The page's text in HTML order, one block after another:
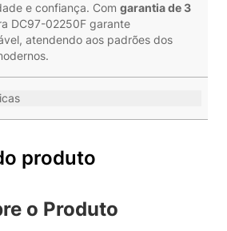
e confiança. Com garantia de 3
DC97-02250F garante
atendendo aos padrões dos
produto
o Produto